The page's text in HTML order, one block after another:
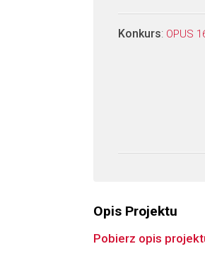
Konkurs: OPUS
Opis Projektu
Pobierz opis